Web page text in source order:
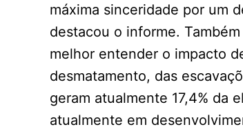
máxima sinceridade por um
destacou o informe.
melhor entender o impacto
desmatamento, das
geram atualmente 17,4% da
atualmente em